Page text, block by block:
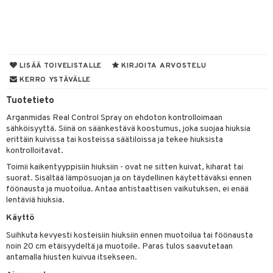
LISÄÄ TOIVELISTALLE
KIRJOITA ARVOSTELU
KERRO YSTÄVÄLLE
Tuotetieto
Arganmidas Real Control Spray on ehdoton kontrolloimaan
sähköisyyttä. Siinä on säänkestävä koostumus, joka suojaa hiuksia
erittäin kuivissa tai kosteissa säätiloissa ja tekee hiuksista
kontrolloitavat.
Toimii kaikentyyppisiin hiuksiin - ovat ne sitten kuivat, kiharat tai
suorat. Sisältää lämpösuojan ja on täydellinen käytettäväksi ennen
föönausta ja muotoilua. Antaa antistaattisen vaikutuksen, ei enää
lentäviä hiuksia.
Käyttö
Suihkuta kevyesti kosteisiin hiuksiin ennen muotoilua tai föönausta
noin 20 cm etäisyydeltä ja muotoile. Paras tulos saavutetaan
antamalla hiusten kuivua itsekseen.
tuotteet
poisto
hoito
iho
iho
iho
Set
& Highlighter
hoito
tarvikkeet
/ Kajaali
de cologne
de parfum
de toilette
&
Lapset
Set
tuotteet
shave balm
shave lotion